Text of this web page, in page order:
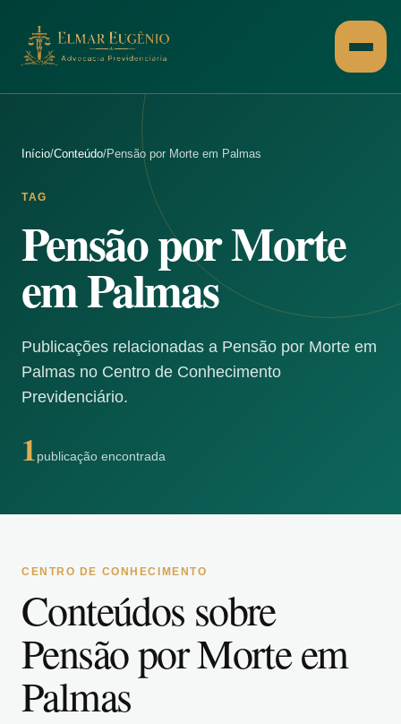
Início/Conteúdo/Pensão por Morte em Palmas
TAG
Pensão por Morte
em Palmas
Publicações relacionadas a Pensão por Morte em
Palmas no Centro de Conhecimento
Previdenciário.
1publicação encontrada
CENTRO DE CONHECIMENTO
Conteúdos sobre
Pensão por Morte em
Palmas